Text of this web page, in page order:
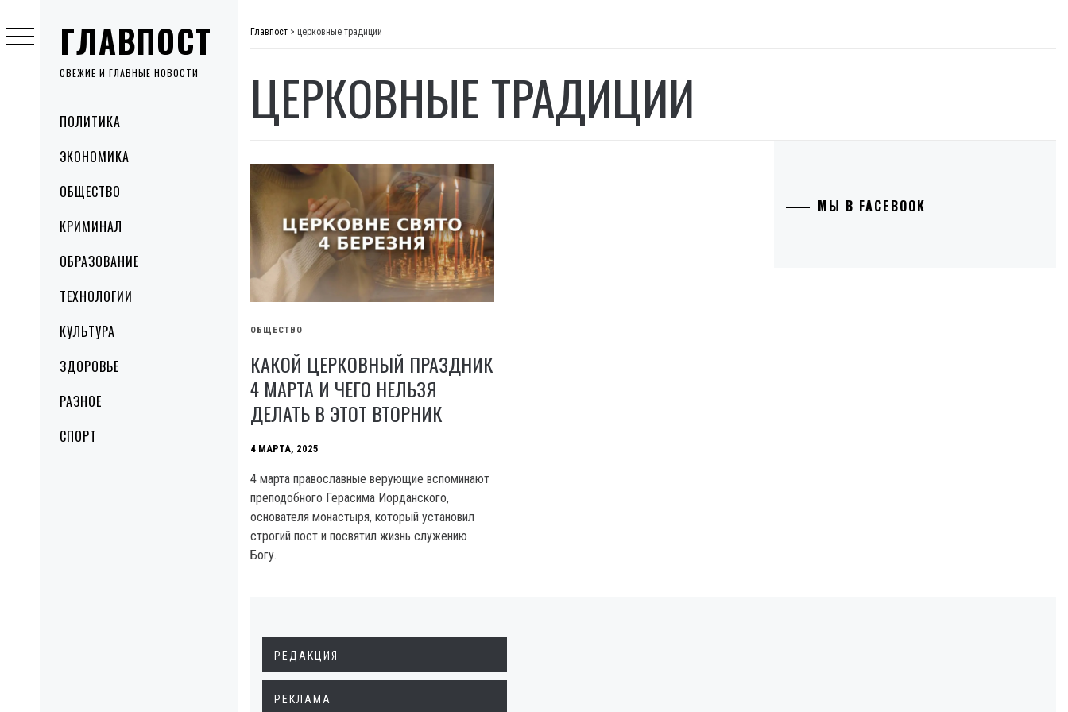
ГЛАВПОСТ
СВЕЖИЕ И ГЛАВНЫЕ НОВОСТИ
MenuПОЛИТИКА
ЭКОНОМИКА
ОБЩЕСТВО
КРИМИНАЛ
ОБРАЗОВАНИЕ
ТЕХНОЛОГИИ
КУЛЬТУРА
ЗДОРОВЬЕ
РАЗНОЕ
СПОРТ
to
content
Главпост > церковные традиции
ЦЕРКОВНЫЕ ТРАДИЦИИ
ОБЩЕСТВО
КАКОЙ ЦЕРКОВНЫЙ ПРАЗДНИК
4 МАРТА И ЧЕГО НЕЛЬЗЯ
ДЕЛАТЬ В ЭТОТ ВТОРНИК
4 МАРТА, 2025
4 марта православные верующие вспоминают
преподобного Герасима Иорданского,
основателя монастыря, который установил
строгий пост и посвятил жизнь служению
Богу.
МЫ В FACEBOOK
РЕДАКЦИЯ
РЕКЛАМА